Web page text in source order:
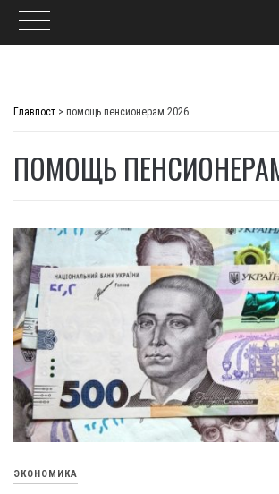
Главпост > помощь пенсионерам 2026
ПОМОЩЬ
ЭКОНОМИКА